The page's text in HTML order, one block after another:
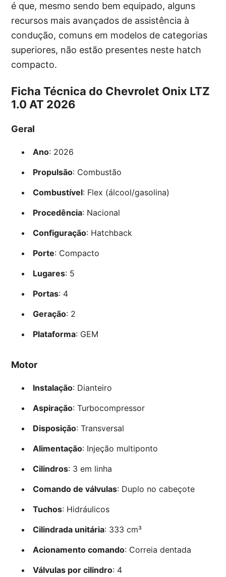
é que, mesmo sendo bem equipado, alguns
recursos mais avançados de assistência à
condução, comuns em modelos de categorias
superiores, não estão presentes neste hatch
compacto.
Ficha Técnica do Chevrolet Onix LTZ
1.0 AT 2026
Geral
Ano: 2026
Propulsão: Combustão
Combustível: Flex (álcool/gasolina)
Procedência: Nacional
Configuração: Hatchback
Porte: Compacto
Lugares: 5
Portas: 4
Geração: 2
Plataforma: GEM
Motor
Instalação: Dianteiro
Aspiração: Turbocompressor
Disposição: Transversal
Alimentação: Injeção multiponto
Cilindros: 3 em linha
Comando de válvulas: Duplo no cabeçote
Tuchos: Hidráulicos
Cilindrada unitária: 333 cm³
Acionamento comando: Correia dentada
Válvulas por cilindro: 4